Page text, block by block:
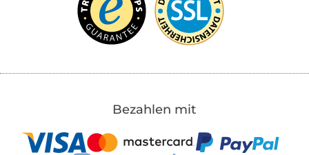
Bezahlen mit